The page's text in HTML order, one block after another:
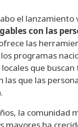
el
con las
las
programas
que
las que las
la comunidad